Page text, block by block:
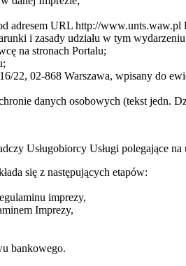
adresem URL http://
i zasady udziału w tym
na stronach Portalu;
02-868 Warszawa, wpisany do
danych osobowych (tekst jedn.
Usługobiorcy Usługi polegające
się z następujących etapów:
imprezy,
Imprezy,
bankowego.